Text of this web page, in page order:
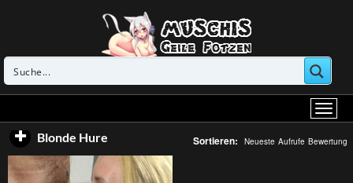
Blonde Hure Sortieren: Neueste Aufrufe Bewertung